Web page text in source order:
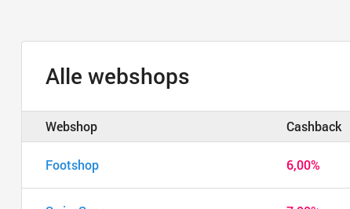
Alle webshops
Webshop Cashback
Footshop 6,00%